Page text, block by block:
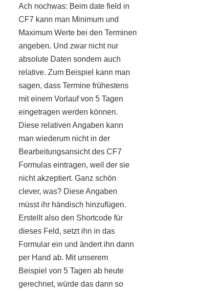
Ach nochwas: Beim date field in
CF7 kann man Minimum und
Maximum Werte bei den Terminen
angeben. Und zwar nicht nur
absolute Daten sondern auch
relative. Zum Beispiel kann man
sagen, dass Termine frühestens
mit einem Vorlauf von 5 Tagen
eingetragen werden können.
Diese relativen Angaben kann
man wiederum nicht in der
Bearbeitungsansicht des CF7
Formulas eintragen, weil der sie
nicht akzeptiert. Ganz schön
clever, was? Diese Angaben
müsst ihr händisch hinzufügen.
Erstellt also den Shortcode für
dieses Feld, setzt ihn in das
Formular ein und ändert ihn dann
per Hand ab. Mit unserem
Beispiel von 5 Tagen ab heute
gerechnet, würde das dann so